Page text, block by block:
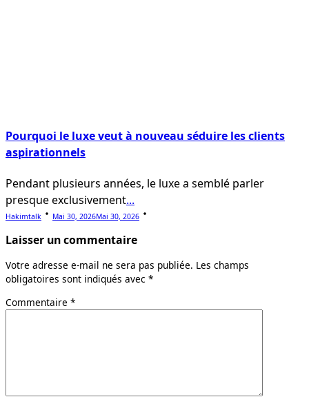
Pourquoi le luxe veut à nouveau séduire les clients
aspirationnels
Pendant plusieurs années, le luxe a semblé parler
presque exclusivement...
Hakimtalk Mai 30, 2026Mai 30, 2026
Laisser un commentaire
Votre adresse e-mail ne sera pas publiée. Les champs
obligatoires sont indiqués avec *
Commentaire *